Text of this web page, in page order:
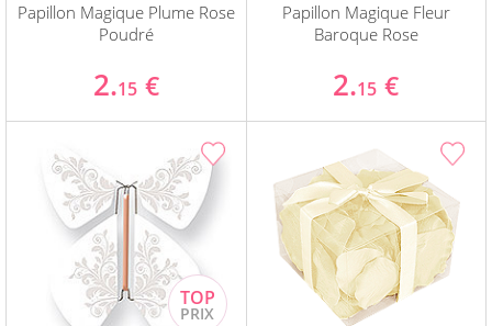
Papillon Magique Plume Rose
Poudré
2.15 €
Papillon Magique Fleur
Baroque Rose
2.15 €